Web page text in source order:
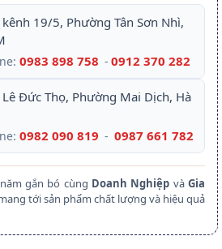
kênh 19/5, Phường Tân Sơn Nhì,
0983 898 758 - 0912 370 282
Lê Đức Thọ, Phường Mai Dịch, Hà
0982 090 819 - 0987 661 782
gắn bó cùng Doanh Nghiệp vàGia
tới sản phẩm chất lượng và hiệu quả